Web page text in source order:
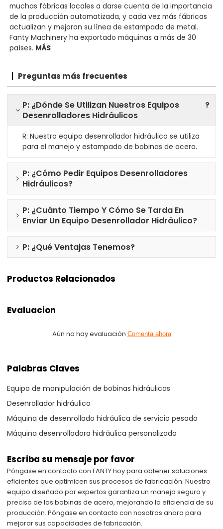
muchas fábricas locales a darse cuenta de la importancia
de la producción automatizada, y cada vez más fábricas
actualizan y mejoran su línea de estampado de metal.
Fanty Machinery ha exportado máquinas a más de 30
países. MÁS
Preguntas más frecuentes
P: ¿Dónde Se Utilizan Nuestros Equipos
Desenrolladores Hidráulicos
?
R: Nuestro equipo desenrollador hidráulico se utiliza
para el manejo y estampado de bobinas de acero.
P: ¿Cómo Pedir Equipos Desenrolladores
Hidráulicos?
P: ¿Cuánto Tiempo Y Cómo Se Tarda En
Enviar Un Equipo Desenrollador Hidráulico?
P: ¿Qué Ventajas Tenemos?
Productos Relacionados
Evaluacion
Aún no hay evaluación Comenta ahora
Palabras Claves
Equipo de manipulación de bobinas hidráulicas
Desenrollador hidráulico
Máquina de desenrollado hidráulica de servicio pesado
Máquina desenrolladora hidráulica personalizada
Escriba su mensaje por favor
Póngase en contacto con FANTY hoy para obtener soluciones
eficientes que optimicen sus procesos de fabricación. Nuestro
equipo diseñado por expertos garantiza un manejo seguro y
preciso de las bobinas de acero, mejorando la eficiencia de su
producción. Póngase en contacto con nosotros ahora para
mejorar sus capacidades de fabricación.